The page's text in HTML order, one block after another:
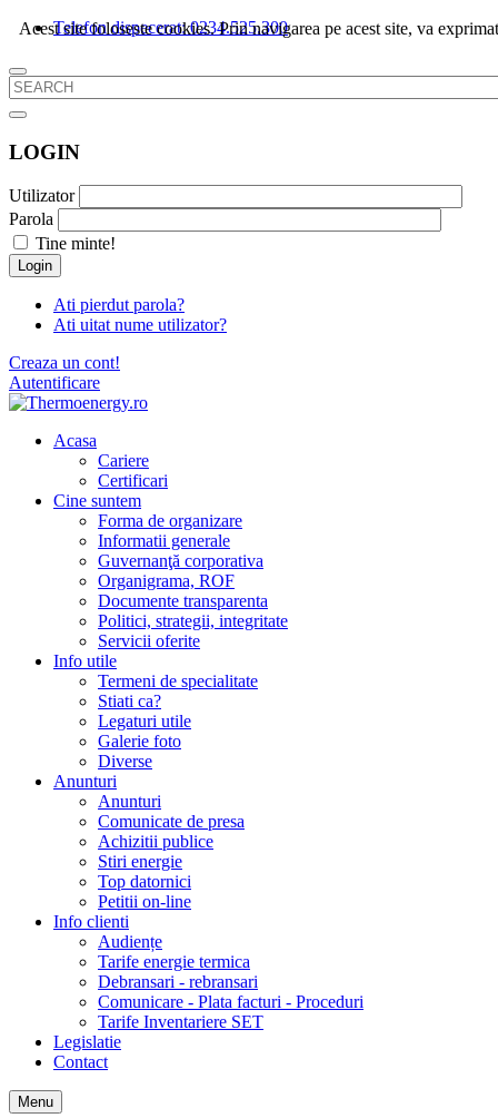
Telefon dispecerat: 0234.525.300
LOGIN
Utilizator
Parola
Tine minte!
Login
Ati pierdut parola?
Ati uitat nume utilizator?
Creaza un cont!
Autentificare
Acasa
Cariere
Certificari
Cine suntem
Forma de organizare
Informatii generale
Guvernanţă corporativa
Organigrama, ROF
Documente transparenta
Politici, strategii, integritate
Servicii oferite
Info utile
Termeni de specialitate
Stiati ca?
Legaturi utile
Galerie foto
Diverse
Anunturi
Anunturi
Comunicate de presa
Achizitii publice
Stiri energie
Top datornici
Petitii on-line
Info clienti
Audiențe
Tarife energie termica
Debransari - rebransari
Comunicare - Plata facturi - Proceduri
Tarife Inventariere SET
Legislatie
Contact
Menu
Acest site foloseste cookies. Prin navigarea pe acest site, va